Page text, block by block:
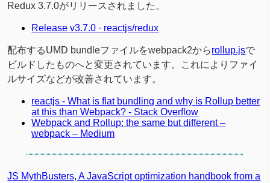
Redux 3.7.0がリリースされました。
Release v3.7.0 · reactjs/redux
配布するUMD bundleファイルをwebpack2からrollup.jsで
ビルドしたものへと変更されています。これによりファイ
ルサイズなどが改善されています。
reactjs - What is flat bundling and why is Rollup better
at this than Webpack? - Stack Overflow
Webpack and Rollup: the same but different –
webpack – Medium
JS MythBusters, A JavaScript optimization handbook from a